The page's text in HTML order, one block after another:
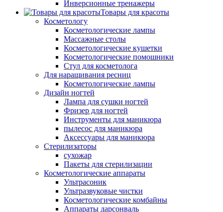
Инверсионные тренажеры
Товары для красоты
Косметологу
Косметологические лампы
Массажные столы
Косметологические кушетки
Косметологические помошники
Стул для косметолога
Для наращивания ресниц
Косметологические лампы
Дизайн ногтей
Лампа для сушки ногтей
Фризер для ногтей
Инструменты для маникюра
пылесос для маникюра
Аксессуары для маникюра
Стерилизаторы
сухожар
Пакеты для стерилизации
Косметологические аппараты
Ультрасоник
Ультразвуковые чистки
Косметологические комбайны
Аппараты дарсонваль